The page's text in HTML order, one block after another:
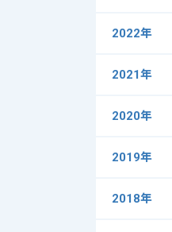
2022年
2021年
2020年
2019年
2018年